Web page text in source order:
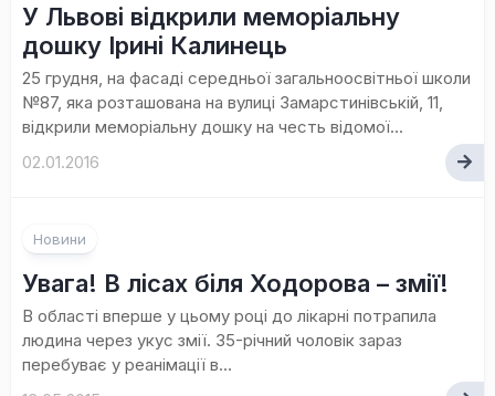
У Львові відкрили меморіальну
дошку Ірині Калинець
25 грудня, на фасаді середньої загальноосвітньої школи
№87, яка розташована на вулиці Замарстинівській, 11,
відкрили меморіальну дошку на честь відомої...
02.01.2016
Новини
Увага! В лісах біля Ходорова – змії!
В області вперше у цьому році до лікарні потрапила
людина через укус змії. 35-річний чоловік зараз
перебуває у реанімації в...